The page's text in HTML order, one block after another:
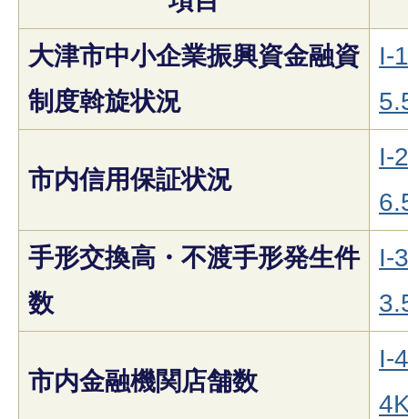
大津市中小企業振興資金融資
制度斡旋状況
I-
市内信用保証状況
I-
手形交換高・不渡手形発生件
数
I-
市内金融機関店舗数
I-